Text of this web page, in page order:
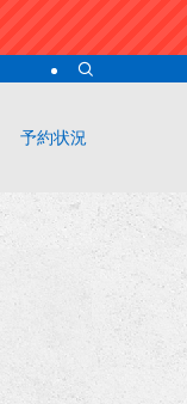
予約状況